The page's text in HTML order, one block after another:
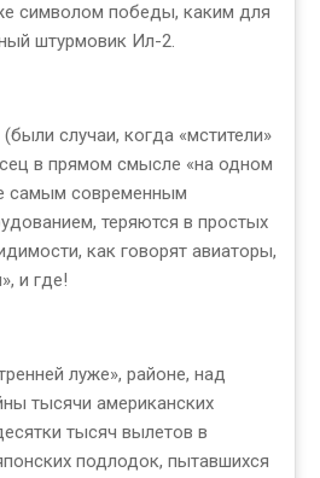
символом победы, каким для
штурмовик Ил-2.
случаи, когда «мстители»
в прямом смысле «на одном
самым современным
теряются в простых
как говорят авиаторы,
и где!
луже», районе, над
тысячи американских
тысяч вылетов в
подлодок, пытавшихся